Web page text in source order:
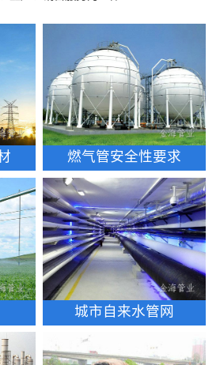
燃气管安全性要求
城市自来水管网